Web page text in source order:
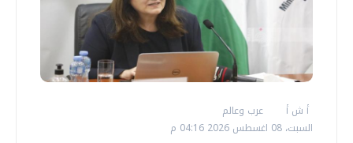
أ ش أ
عرب وعالم
السبت، 08 اغسطس 2026 04:16 م